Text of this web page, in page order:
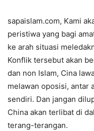
sapaislam.com, Kami
peristiwa yang bagi
ke arah situasi
Konflik tersebut akan
dan non Islam, Cina
melawan oposisi, antar
sendiri. Dan jangan
China akan terlibat di
terang-terangan.